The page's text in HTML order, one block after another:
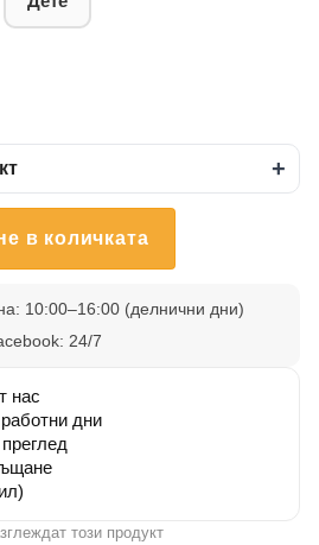
+
в количката
10:00–16:00 (делнични дни)
24/7
нас
дни
този продукт